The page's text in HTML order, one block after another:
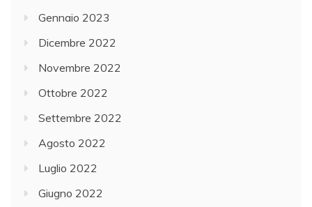
Gennaio 2023
Dicembre 2022
Novembre 2022
Ottobre 2022
Settembre 2022
Agosto 2022
Luglio 2022
Giugno 2022